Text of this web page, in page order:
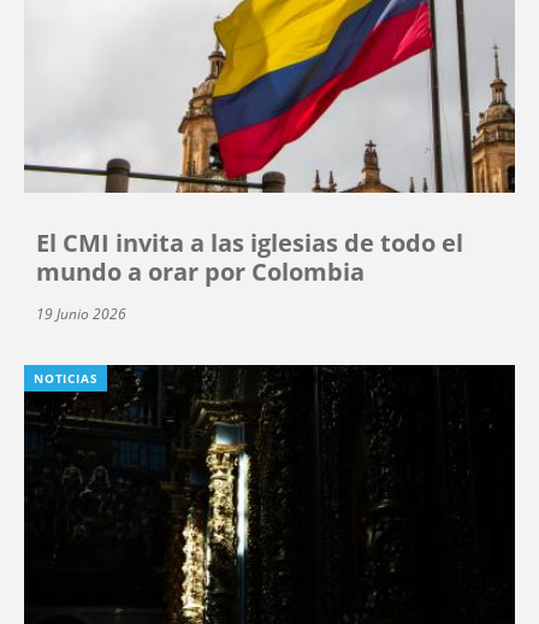
El CMI invita a las iglesias de todo el
mundo a orar por Colombia
19 Junio 2026
NOTICIAS